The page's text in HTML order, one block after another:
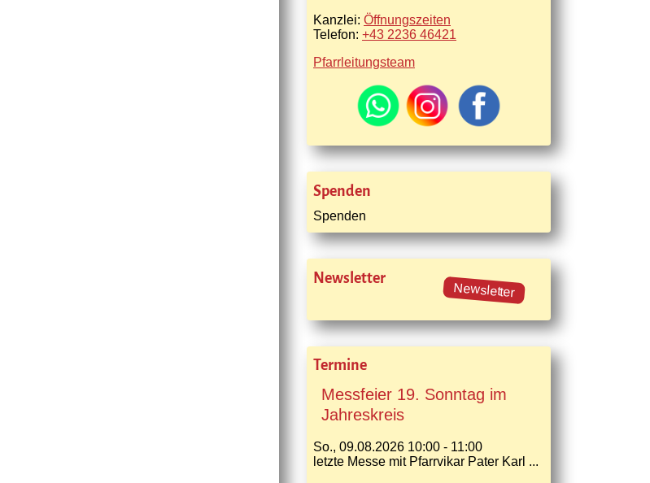
Kanzlei: Öffnungszeiten
Telefon: +43 2236 46421
Pfarrleitungsteam
Spenden
Spenden
Newsletter
Newsletter
Termine
Messfeier 19. Sonntag im
Jahreskreis
So., 09.08.2026 10:00 - 11:00
letzte Messe mit Pfarrvikar Pater Karl ...